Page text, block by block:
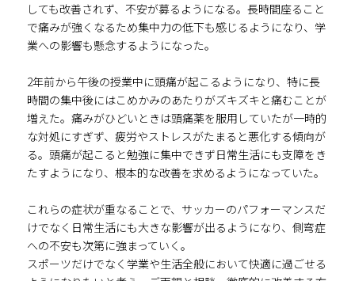
しても改善されず、不安が募るようになる。長時間座ること
で痛みが強くなるため集中力の低下も感じるようになり、学
業への影響も懸念するようになった。
2年前から午後の授業中に頭痛が起こるようになり、特に長
時間の集中後にはこめかみのあたりがズキズキと痛むことが
増えた。痛みがひどいときは頭痛薬を服用していたが一時的
な対処にすぎず、疲労やストレスがたまると悪化する傾向が
る。頭痛が起こると勉強に集中できず日常生活にも支障をき
たすようになり、根本的な改善を求めるようになっていた。
これらの症状が重なることで、サッカーのパフォーマンスだ
けでなく日常生活にも大きな影響が出るようになり、側弯症
への不安も次第に強まっていく。
スポーツだけでなく学業や生活全般において快適に過ごせる